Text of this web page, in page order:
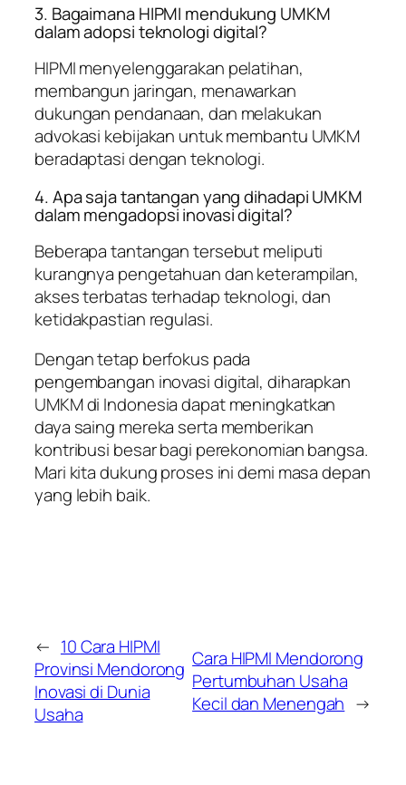
3. Bagaimana HIPMI mendukung UMKM
dalam adopsi teknologi digital?
HIPMI menyelenggarakan pelatihan,
membangun jaringan, menawarkan
dukungan pendanaan, dan melakukan
advokasi kebijakan untuk membantu UMKM
beradaptasi dengan teknologi.
4. Apa saja tantangan yang dihadapi UMKM
dalam mengadopsi inovasi digital?
Beberapa tantangan tersebut meliputi
kurangnya pengetahuan dan keterampilan,
akses terbatas terhadap teknologi, dan
ketidakpastian regulasi.
Dengan tetap berfokus pada
pengembangan inovasi digital, diharapkan
UMKM di Indonesia dapat meningkatkan
daya saing mereka serta memberikan
kontribusi besar bagi perekonomian bangsa.
Mari kita dukung proses ini demi masa depan
yang lebih baik.
← 10 Cara HIPMI
Provinsi Mendorong
Inovasi di Dunia
Usaha
Cara HIPMI Mendorong
Pertumbuhan Usaha
Kecil dan Menengah →